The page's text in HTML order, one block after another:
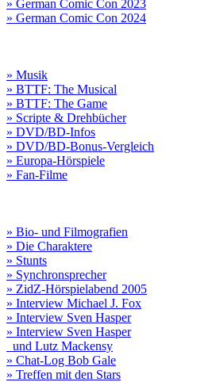
» German Comic Con 2023
» German Comic Con 2024
» Musik
» BTTF: The Musical
» BTTF: The Game
» Scripte & Drehbücher
» DVD/BD-Infos
» DVD/BD-Bonus-Vergleich
» Europa-Hörspiele
» Fan-Filme
» Bio- und Filmografien
» Die Charaktere
» Stunts
» Synchronsprecher
» ZidZ-Hörspielabend 2005
» Interview Michael J. Fox
» Interview Sven Hasper
» Interview Sven Hasper
und Lutz Mackensy
» Chat-Log Bob Gale
» Treffen mit den Stars